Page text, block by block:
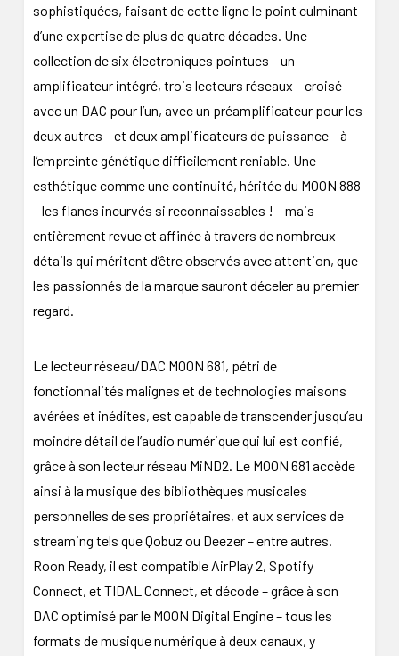
sophistiquées, faisant de cette ligne le point culminant
d’une expertise de plus de quatre décades. Une
collection de six électroniques pointues – un
amplificateur intégré, trois lecteurs réseaux – croisé
avec un DAC pour l’un, avec un préamplificateur pour les
deux autres – et deux amplificateurs de puissance – à
l’empreinte génétique difficilement reniable. Une
esthétique comme une continuité, héritée du MOON 888
– les flancs incurvés si reconnaissables ! – mais
entièrement revue et affinée à travers de nombreux
détails qui méritent d’être observés avec attention, que
les passionnés de la marque sauront déceler au premier
regard.
Le lecteur réseau/DAC MOON 681, pétri de
fonctionnalités malignes et de technologies maisons
avérées et inédites, est capable de transcender jusqu’au
moindre détail de l’audio numérique qui lui est confié,
grâce à son lecteur réseau MiND2. Le MOON 681 accède
ainsi à la musique des bibliothèques musicales
personnelles de ses propriétaires, et aux services de
streaming tels que Qobuz ou Deezer – entre autres.
Roon Ready, il est compatible AirPlay 2, Spotify
Connect, et TIDAL Connect, et décode – grâce à son
DAC optimisé par le MOON Digital Engine – tous les
formats de musique numérique à deux canaux, y